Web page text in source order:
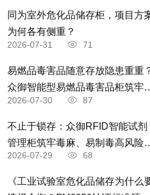
的单位（以下简称安装单
主管部门颁发的相应资质
产许可证，并在其资质许
机械安装、拆卸工程。
第十一条 建筑起重机
明确双方的安全生产责任。
实行施工总承包的，施
安装单位签订建筑起重机
同为室外危化品储存柜，项目方
为何各有侧重？
2026-07-31 71
易燃品毒害品随意存放隐患重重
众御智能型易燃品毒害品柜筑牢
场景安全防线
2026-07-30 87
不止于锁存：众御RFID智能试剂
管理柜筑牢毒麻、易制毒高风险
品全流程管控防线
2026-07-29 68
《工业试验室危化品储存为什么